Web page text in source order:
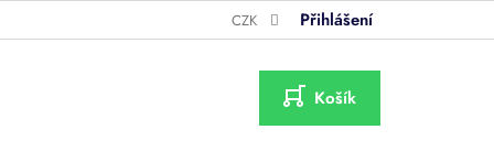
CZK Přihlášení
NÁKUPNÍ
KOŠÍK